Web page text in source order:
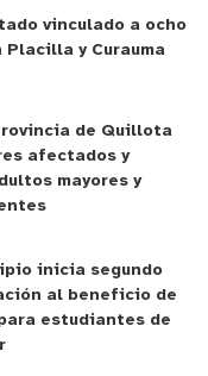
amamantar a
que es tan
mamás del país y
de Local de
Si este sello ya
solución es ideal
es un sector
mamás que no
incomodar al
qué incomodar-
vinculado a ocho
y Curauma
de Quillota
afectados y
mayores y
inicia segundo
al beneficio de
estudiantes de